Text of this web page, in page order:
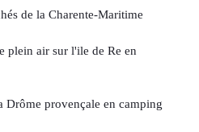
de la Charente-Maritime
plein air sur l'ile de Re en
Drôme provençale en camping